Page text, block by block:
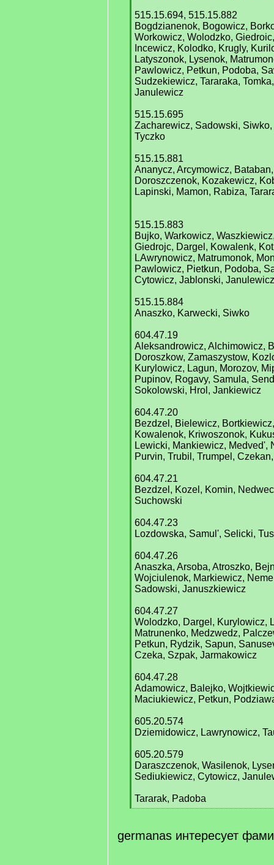
515.15.694, 515.15.882
Bogdzianenok, Bogowicz,
Workowicz, Wolodzko,
Incewicz, Kolodko, Krugly,
Latyszonok, Lysenok,
Pawlowicz, Petkun, Podoba,
Sudzekiewicz, Tararaka,
Janulewicz
515.15.695
Zacharewicz, Sadowski,
Tyczko
515.15.881
Ananycz, Arcymowicz,
Doroszczenok, Kozakewicz,
Lapinski, Mamon, Rabiza,
515.15.883
Bujko, Warkowicz,
Giedrojc, Dargel, Kowalenk,
LAwrynowicz, Matrumonok,
Pawlowicz, Pietkun, Podoba,
Cytowicz, Jablonski, Janulewicz
515.15.884
Anaszko, Karwecki, Siwko
604.47.19
Aleksandrowicz, Alchimowicz,
Doroszkow, Zamaszystow,
Kurylowicz, Lagun, Morozov,
Pupinov, Rogavy, Samula,
Sokolowski, Hrol, Jankiewicz
604.47.20
Bezdzel, Bielewicz,
Kowalenok, Kriwoszonok,
Lewicki, Mankiewicz, Medved',
Purvin, Trubil, Trumpel,
604.47.21
Bezdzel, Kozel, Komin,
Suchowski
604.47.23
Lozdowska, Samul', Selicki,
604.47.26
Anaszka, Arsoba, Atroszko,
Wojciulenok, Markiewicz,
Sadowski, Januszkiewicz
604.47.27
Wolodzko, Dargel, Kurylowicz,
Matrunenko, Medzwedz,
Petkun, Rydzik, Sapun,
Czeka, Szpak, Jarmakowicz
604.47.28
Adamowicz, Balejko,
Maciukiewicz, Petkun,
605.20.574
Dziemidowicz, Lawrynowicz,
605.20.579
Daraszczenok, Wasilenok,
Sediukiewicz, Cytowicz,
Tararak, Padoba
[
q
]
germanas интересует